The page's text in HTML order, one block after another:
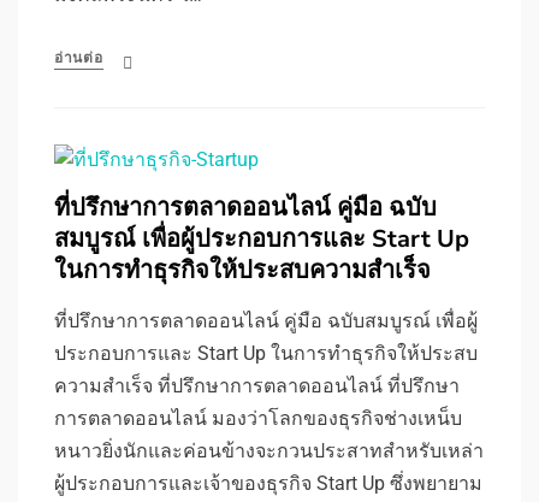
อ่านต่อ
ที่ปรึกษาการตลาดออนไลน์ คู่มือ ฉบับ
สมบูรณ์ เพื่อผู้ประกอบการและ Start Up
ในการทำธุรกิจให้ประสบความสำเร็จ
ที่ปรึกษาการตลาดออนไลน์ คู่มือ ฉบับสมบูรณ์ เพื่อผู้
ประกอบการและ Start Up ในการทำธุรกิจให้ประสบ
ความสำเร็จ ที่ปรึกษาการตลาดออนไลน์ ที่ปรึกษา
การตลาดออนไลน์ มองว่าโลกของธุรกิจช่างเหน็บ
หนาวยิ่งนักและค่อนข้างจะกวนประสาทสำหรับเหล่า
ผู้ประกอบการและเจ้าของธุรกิจ Start Up ซึ่งพยายาม